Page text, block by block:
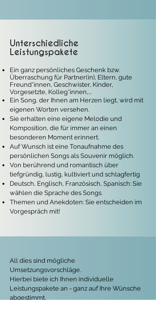
Unterschiedliche
Leistungspakete
Ein ganz persönliches Geschenk bzw.
Überraschung für Partner(in), Eltern, gute
Freund*innen, Geschwister, Kinder,
Vorgesetzte, Kolleg*innen,...
Ein Song, der Ihnen am Herzen liegt, wird mit
eigenen Worten versehen.
Sie erhalten eine eigene Melodie und
Komposition, die für immer an einen
besonderen Moment erinnert.
Auf Wunsch ist eine Tonaufnahme des
persönlichen Songs als Souvenir möglich.
Von berührend und romantisch über
tiefgründig, lustig, kultiviert und schlagfertig
Deutsch, Englisch, Französisch, Spanisch: Sie
wählen die Sprache des Songs.
Themen und Anekdoten: Sie entscheiden im
Vorgespräch mit!
All dies sind mögliche
Umsetzungsvorschläge.
Hierbei biete ich Ihnen individuelle
Leistungspakete an - ganz auf Ihre Wünsche
abgestimmt.